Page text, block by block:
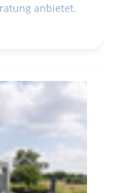
anbietet.